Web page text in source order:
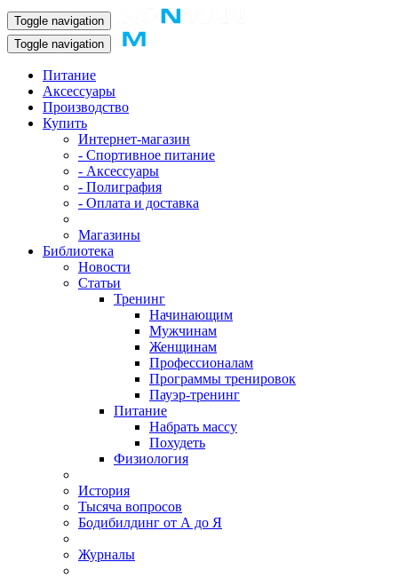
Toggle navigation
Toggle navigation
Питание
Аксессуары
Производство
Купить
Интернет-магазин
- Спортивное питание
- Аксессуары
- Полиграфия
- Оплата и доставка
Магазины
Библиотека
Новости
Статьи
Тренинг
Начинающим
Мужчинам
Женщинам
Профессионалам
Программы тренировок
Пауэр-тренинг
Питание
Набрать массу
Похудеть
Физиология
История
Тысяча вопросов
Бодибилдинг от А до Я
Журналы